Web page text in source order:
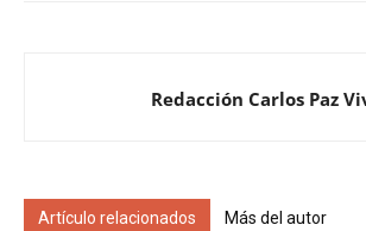
Redacción Carlos Paz
Artículo relacionados Más del autor